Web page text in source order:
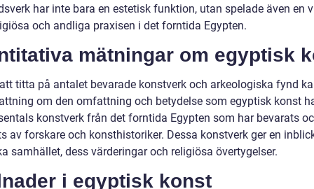
har inte bara en estetisk funktion, utan spelade även en
och andliga praxisen i det forntida Egypten.
mätningar om egyptisk
titta på antalet bevarade konstverk och arkeologiska fynd
om den omfattning och betydelse som egyptisk konst
konstverk från det forntida Egypten som har bevarats
av forskare och konsthistoriker. Dessa konstverk ger en
samhället, dess värderingar och religiösa övertygelser.
i egyptisk konst